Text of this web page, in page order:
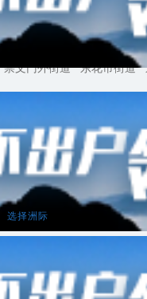
崇文门外街道 东花市街道
巴黎 罗马 伦敦 雅典
内罗毕 开普敦 维多利亚
选择洲际